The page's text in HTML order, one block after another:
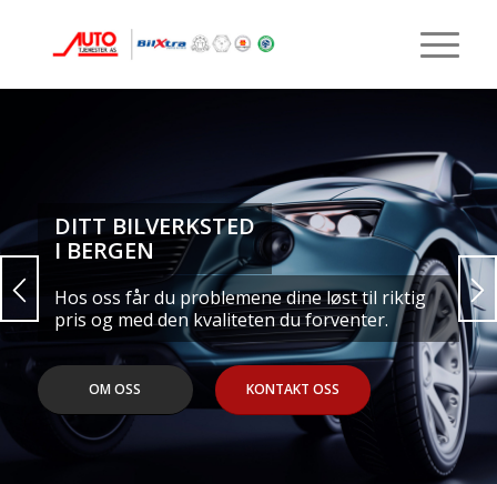
DITT BILVERKSTED
I BERGEN
Hos oss får du problemene dine løst til riktig
pris og med den kvaliteten du forventer.
OM OSS KONTAKT OSS